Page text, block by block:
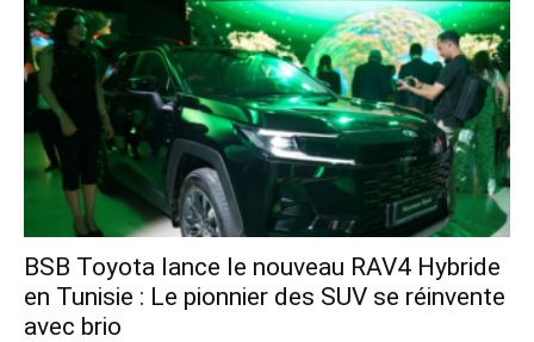
​BSB Toyota lance le nouveau RAV4 Hybride
en Tunisie : Le pionnier des SUV se réinvente
avec brio